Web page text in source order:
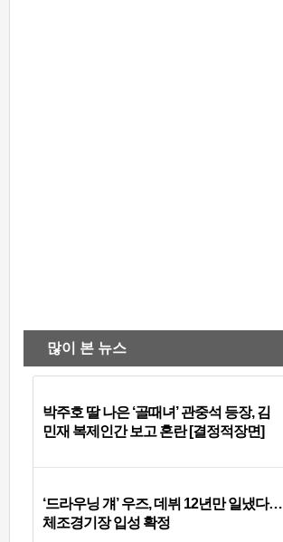
많이 본 뉴스
박주호 딸 나은 ‘골때녀’ 관중석 등장, 김
민재 복제인간 보고 혼란 [결정적장면]
‘드라우닝 걔’ 우즈, 데뷔 12년만 일냈다…
체조경기장 입성 확정